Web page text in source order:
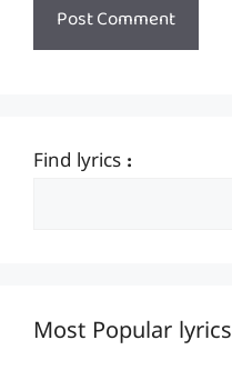
Find lyrics :
Most Popular lyrics